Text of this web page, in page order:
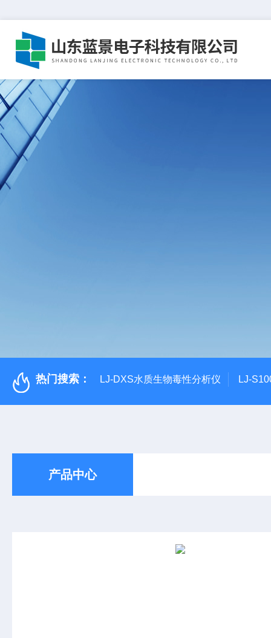
热门搜索： LJ-DXS水质生物毒性分析仪 LJ-
产品中心